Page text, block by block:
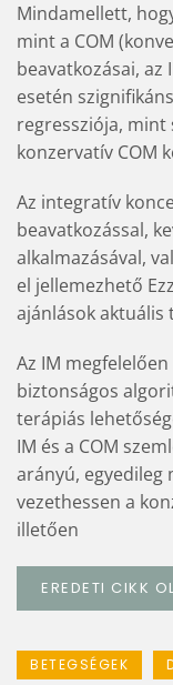
Mindamellett,
mint a COM
beavatkozásai, az
esetén
regressziója, mint
konzervatív COM
Az integratív
beavatkozással,
alkalmazásával,
el jellemezhető
ajánlások aktuális
Az IM
biztonságos
terápiás
IM és a COM
arányú, egyedileg
vezethessen a
illetően
EREDETI CIKK
BETEGSÉGEK